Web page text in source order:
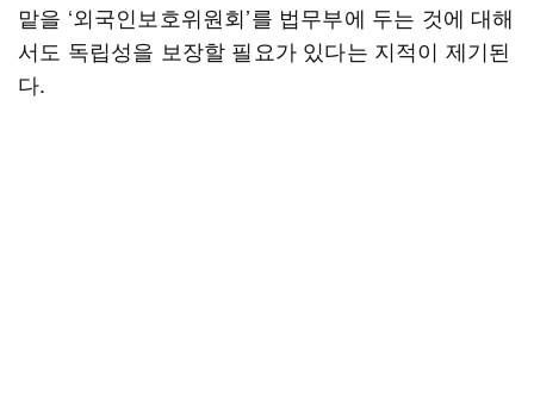
맡을 ‘외국인보호위원회’를 법무부에 두는 것에 대해
서도 독립성을 보장할 필요가 있다는 지적이 제기된
다.